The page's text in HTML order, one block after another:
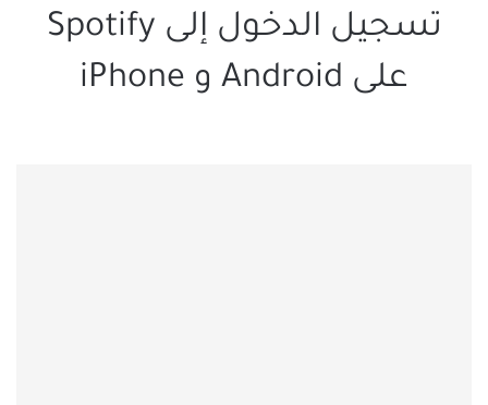
تسجيل الدخول إلى Spotify
على Android و iPhone